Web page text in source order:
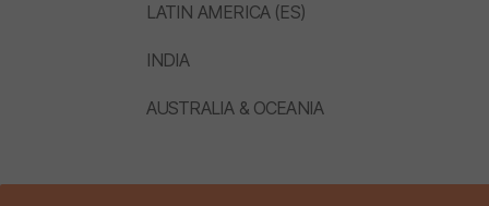
LATIN AMERICA (ES)
INDIA
AUSTRALIA & OCEANIA